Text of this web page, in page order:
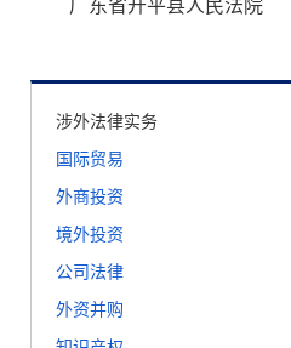
涉外法律实务
国际贸易
外商投资
境外投资
公司法律
外资并购